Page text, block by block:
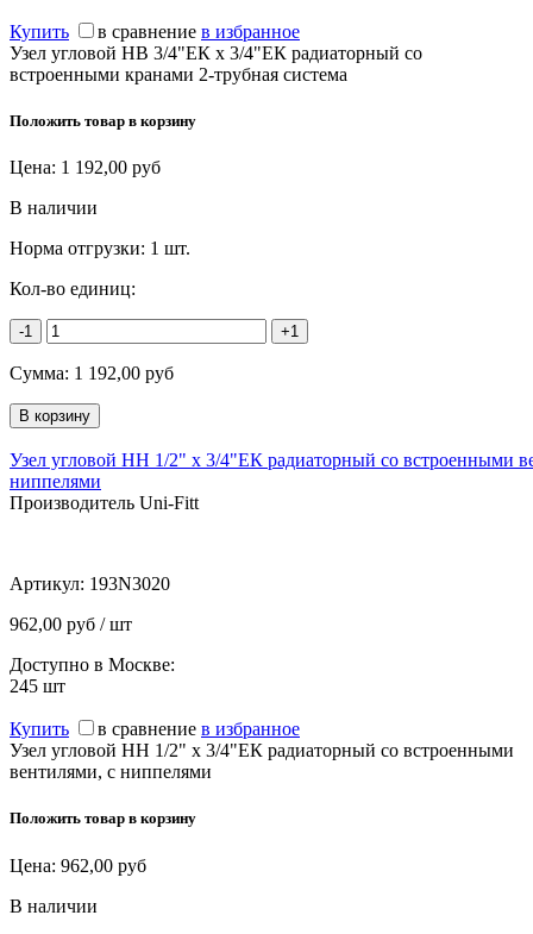
Купить в сравнение в избранное
Узел угловой НВ 3/4"ЕК х 3/4"ЕК радиаторный со
встроенными кранами 2-трубная система
Положить товар в корзину
Цена: 1 192,00 руб
В наличии
Норма отгрузки: 1 шт.
Кол-во единиц:
-1 +1
Сумма: 1 192,00 руб
Узел угловой НН 1/2" х 3/4"ЕК радиаторный со встроенными
ниппелями
Производитель Uni-Fitt
Артикул: 193N3020
962,00 руб / шт
Доступно в Москве:
245 шт
Купить в сравнение в избранное
Узел угловой НН 1/2" х 3/4"ЕК радиаторный со встроенными
вентилями, с ниппелями
Положить товар в корзину
Цена: 962,00 руб
В наличии